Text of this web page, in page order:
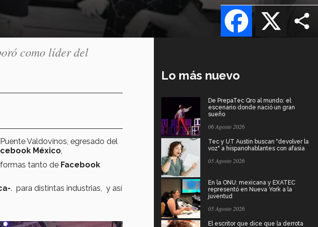
X
Facebook
como líder del
Valdovinos, egresado del
México
tanto de Facebook
. para distintas industrias, y así
Lo más nuevo
De PrepaTec Qro al mundo: el
escenario donde nació un gran
sueño
06 Agosto 2026
Tec y UT Austin buscan "devolver la
voz" a hispanohablantes con afasia
05 Agosto 2026
En la ONU: mexicana y EXATEC
representó en Nueva York a la
juventud
05 Agosto 2026
El escritor que dice que la derrota